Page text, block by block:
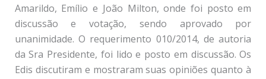
Amarildo, Emílio e João Milton, onde foi posto em
discussão e votação, sendo aprovado por
unanimidade. O requerimento 010/2014, de autoria
da Sra Presidente, foi lido e posto em discussão. Os
Edis discutiram e mostraram suas opiniões quanto à